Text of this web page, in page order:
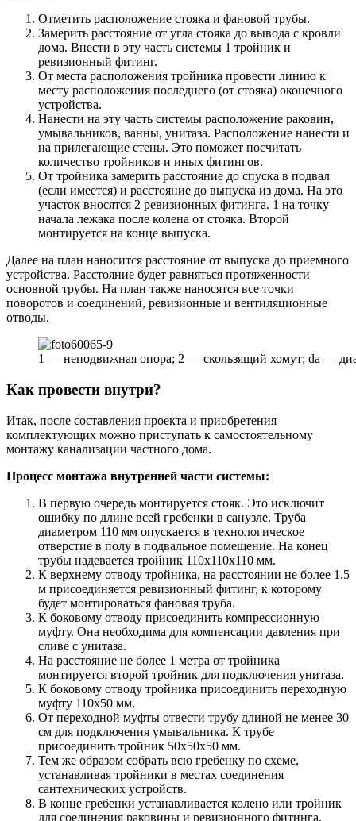
Отметить расположение стояка и фановой трубы.
Замерить расстояние от угла стояка до вывода с кровли
дома. Внести в эту часть системы 1 тройник и
ревизионный фитинг.
От места расположения тройника провести линию к
месту расположения последнего (от стояка) оконечного
устройства.
Нанести на эту часть системы расположение раковин,
умывальников, ванны, унитаза. Расположение нанести и
на прилегающие стены. Это поможет посчитать
количество тройников и иных фитингов.
От тройника замерить расстояние до спуска в подвал
(если имеется) и расстояние до выпуска из дома. На это
участок вносятся 2 ревизионных фитинга. 1 на точку
начала лежака после колена от стояка. Второй
монтируется на конце выпуска.
Далее на план наносится расстояние от выпуска до приемного
устройства. Расстояние будет равняться протяженности
основной трубы. На план также наносятся все точки
поворотов и соединений, ревизионные и вентиляционные
отводы.
1 — неподвижная опора; 2 — скользящий хомут; da —
Как провести внутри?
Итак, после составления проекта и приобретения
комплектующих можно приступать к самостоятельному
монтажу канализации частного дома.
Процесс монтажа внутренней части системы:
В первую очередь монтируется стояк. Это исключит
ошибку по длине всей гребенки в санузле. Труба
диаметром 110 мм опускается в технологическое
отверстие в полу в подвальное помещение. На конец
трубы надевается тройник 110х110х110 мм.
К верхнему отводу тройника, на расстоянии не более 1.5
м присоединяется ревизионный фитинг, к которому
будет монтироваться фановая труба.
К боковому отводу присоединить компрессионную
муфту. Она необходима для компенсации давления при
сливе с унитаза.
На расстояние не более 1 метра от тройника
монтируется второй тройник для подключения унитаза.
К боковому отводу тройника присоединить переходную
муфту 110х50 мм.
От переходной муфты отвести трубу длиной не менее 30
см для подключения умывальника. К трубе
присоединить тройник 50х50х50 мм.
Тем же образом собрать всю гребенку по схеме,
устанавливая тройники в местах соединения
сантехнических устройств.
В конце гребенки устанавливается колено или тройник
для соединения раковины и ревизионного фитинга.